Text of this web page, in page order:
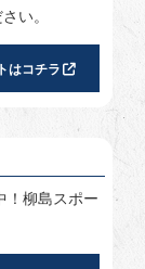
い。
はコチラ
！柳島スポー